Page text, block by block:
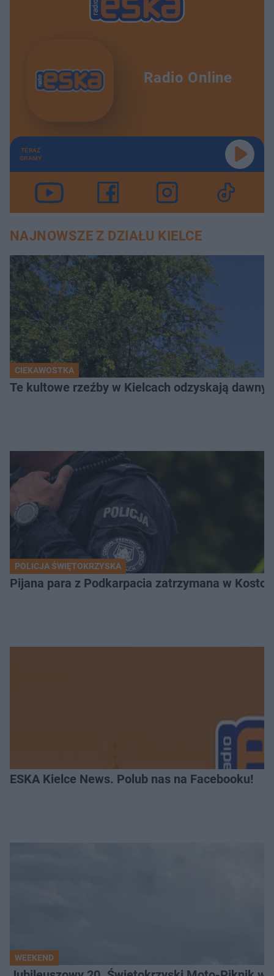
Radio Online
TERAZ
GRAMY
NAJNOWSZE Z DZIAŁU KIELCE
CIEKAWOSTKA
Te kultowe rzeźby w Kielcach odzyskają dawny
POLICJA ŚWIĘTOKRZYSKA
Pijana para z Podkarpacia zatrzymana w
ESKA Kielce News. Polub nas na Facebooku!
WEEKEND